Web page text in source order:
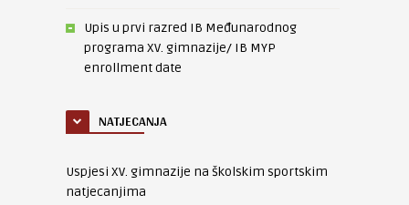
Upis u prvi razred IB Međunarodnog
programa XV. gimnazije/ IB MYP
enrollment date
NATJECANJA
Uspjesi XV. gimnazije na školskim sportskim
natjecanjima